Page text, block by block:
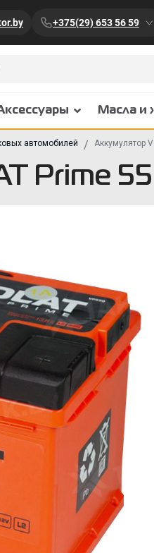
+375(29) 653 56 59
Масла и
автомобилей Аккумулятор
Prime 55